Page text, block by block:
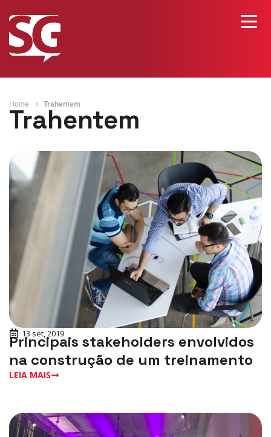
Home Trahentem
Trahentem
13 set, 2019
Principais stakeholders envolvidos
na construção de um treinamento
LEIA MAIS